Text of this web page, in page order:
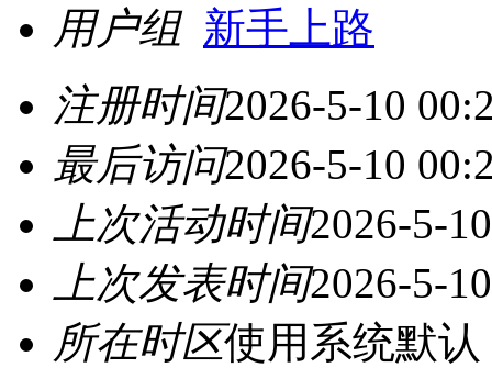
用户组 新手上路
注册时间2026-5-10
最后访问2026-5-10
上次活动时间2026-5-
上次发表时间2026-5-
所在时区使用系统默认